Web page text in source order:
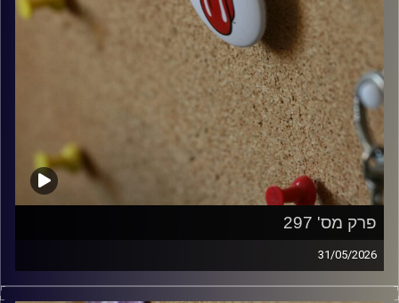
פרק מס' 297
31/05/2026
קלאסיקות רוק עם אורן הוף.